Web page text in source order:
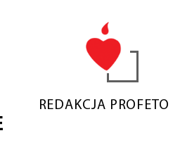
REDAKCJA PROFETO